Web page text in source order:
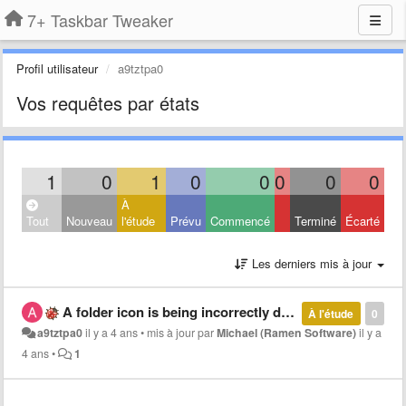
7+ Taskbar Tweaker
Profil utilisateur a9tztpa0
Vos requêtes par états
1 0 1 0 0 0 0 0
Tout Nouveau
À
l'étude
Prévu Commencé Terminé Écarté
Les derniers mis à jour
0
À l'étude
A folder icon is being incorrectly displayed
a9tztpa0il y a 4 ans• mis à jour parMichael (Ramen Software)il y a
4 ans• 1